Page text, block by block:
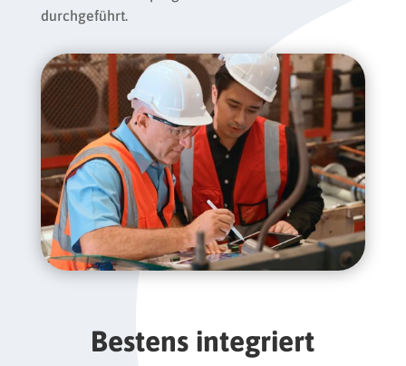
durchgeführt.
Bestens integriert